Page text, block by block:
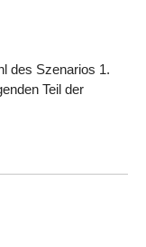
des Szenarios 1.
Teil der